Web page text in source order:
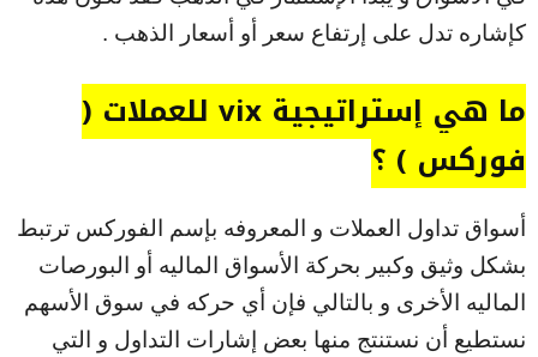
كإشاره تدل على إرتفاع سعر أو أسعار الذهب .
ما هي إستراتيجية vix للعملات (
فوركس ) ؟
أسواق تداول العملات و المعروفه بإسم الفوركس ترتبط
بشكل وثيق وكبير بحركة الأسواق الماليه أو البورصات
الماليه الأخرى و بالتالي فإن أي حركه في سوق الأسهم
نستطيع أن نستنتج منها بعض إشارات التداول و التي